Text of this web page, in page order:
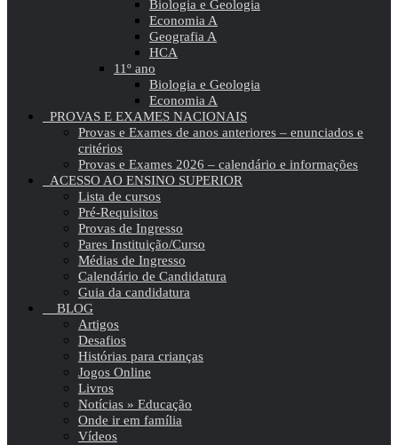
Biologia e Geologia
Economia A
Geografia A
HCA
11º ano
Biologia e Geologia
Economia A
PROVAS E EXAMES NACIONAIS
Provas e Exames de anos anteriores – enunciados e
critérios
Provas e Exames 2026 – calendário e informações
ACESSO AO ENSINO SUPERIOR
Lista de cursos
Pré-Requisitos
Provas de Ingresso
Pares Instituição/Curso
Médias de Ingresso
Calendário de Candidatura
Guia da candidatura
BLOG
Artigos
Desafios
Histórias para crianças
Jogos Online
Livros
Notícias » Educação
Onde ir em família
Vídeos